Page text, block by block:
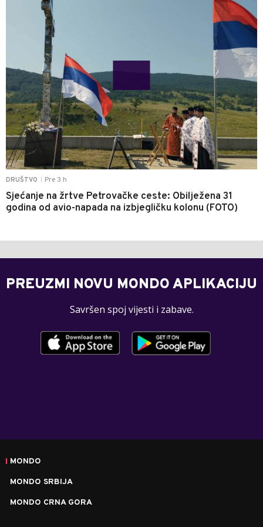
DRUŠTVO Pre 3 h
Sjećanje na žrtve Petrovačke ceste: Obilježena 31
godina od avio-napada na izbjegličku kolonu (FOTO)
PREUZMI NOVU MONDO APLIKACIJU
Savršen spoj vijesti i zabave.
MONDO
MONDO SRBIJA
MONDO CRNA GORA